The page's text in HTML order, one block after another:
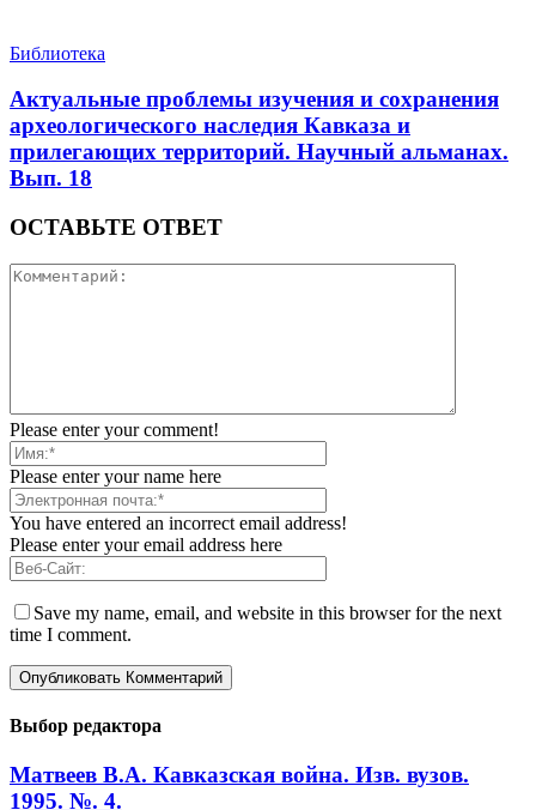
Библиотека
Актуальные проблемы изучения и сохранения
археологического наследия Кавказа и
прилегающих территорий. Научный альманах.
Вып. 18
ОСТАВЬТЕ ОТВЕТ
Please enter your comment!
Please enter your name here
You have entered an incorrect email address!
Please enter your email address here
Save my name, email, and website in this browser for the next
time I comment.
Выбор редактора
Матвеев В.А. Кавказская война. Изв. вузов.
1995. №. 4.